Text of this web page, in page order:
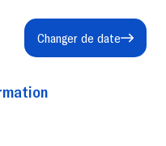
Changer de date